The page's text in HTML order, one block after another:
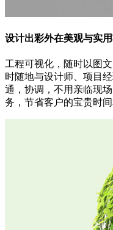
设计出彩外在美观与实
工程可视化，随时以图
时随地与设计师、项目
通，协调，不用亲临现
务，节省客户的宝贵时